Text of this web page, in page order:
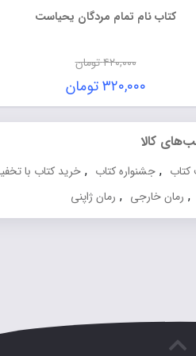
نام تمام مردگان یحیاست
تومان
۳۲۰,۰۰۰ تومان
جشنواره کتاب ,خرید کتاب با تخفیف
,رمان ژاپنی